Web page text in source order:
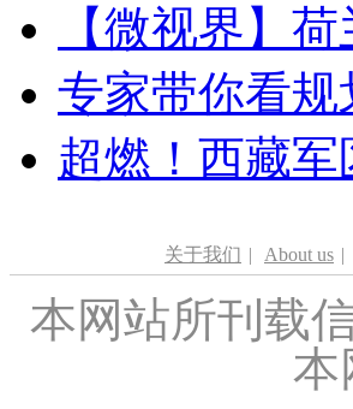
【微视界】
专家带你看
超燃！西藏
关于我们 | About us |
本网站所刊载
本